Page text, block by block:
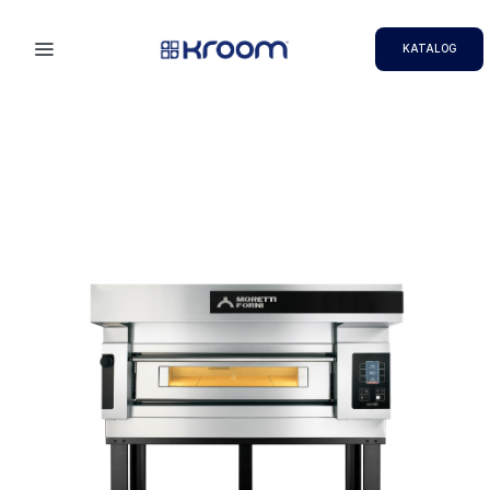
KATALOG